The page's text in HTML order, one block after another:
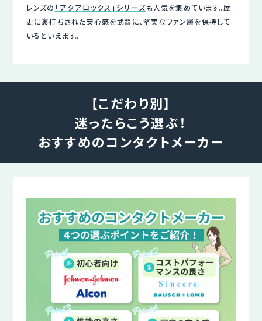
レンズの 「アクアロックス」シリーズも人気を集めています。歴
史に裏打ちされた安心感を武器に、堅実なファン層を保持して
いるといえます。
【こだわり別】
迷ったらこう選ぶ！
おすすめのコンタクトメーカー